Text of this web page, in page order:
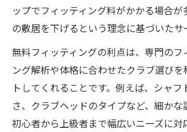
ップでフィッティング料がかかる場合が
の敷居を下げるという理念に基づいたサ
無料フィッティングの利点は、専門のフ
ング解析や体格に合わせたクラブ選びを
トしてくれることです。例えば、シャフ
さ、クラブヘッドのタイプなど、細かな
初心者から上級者まで幅広いニーズに対